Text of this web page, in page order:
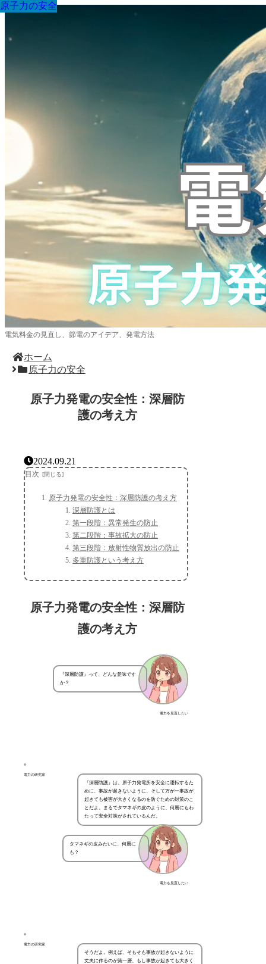
電気料金の見直し、節電のアイデア、発電方法
ホーム
原子力の安全
原子力発電の安全性：深層防
護の考え方
原子力の安全
2024.09.21
目次
原子力発電の安全性：深層防護の考え方
深層防護とは
第一段階：異常発生の防止
第二段階：事故拡大の防止
第三段階：放射性物質放出の防止
多重防護という考え方
原子力発電の安全性：深層防
護の考え方
電力を見直したい
『深層防護』って、どんな意味です
か？
電力の研究家
『深層防護』は、原子力発電所を安全に運転するた
めに、事故が起きないように、そして万が一事故が
起きても被害が大きくなるのを防ぐための対策のこ
とだよ。まるでタマネギの皮のように、何層にもわ
たって安全対策がされているんだ。
電力を見直したい
タマネギの皮みたいに、何層に
も？
電力の研究家
そうだよ。例えば、そもそも事故が起きないように
丈夫に作るのが第一層、もし事故が起きても大きく
原子力の安全
原子力の安全
原子力の安全
原子力の安全
原子力の安全
原子力の安全
原子力の安全
原子力の安全